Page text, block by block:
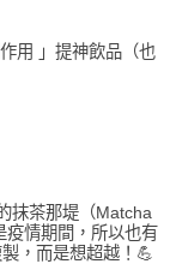
用 」提神飲品（也
抹茶那堤（Matcha
疫情期間，所以也有
，而是想超越！💪